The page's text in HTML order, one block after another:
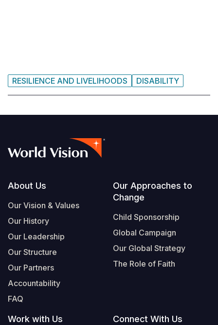
RESILIENCE AND LIVELIHOODS DISABILITY
Footer
About Us
Our Vision & Values
Our History
Our Leadership
Our Structure
Our Partners
Accountability
FAQ
Our Approaches to
Change
Child Sponsorship
Global Campaign
Our Global Strategy
The Role of Faith
Work with Us Connect With Us